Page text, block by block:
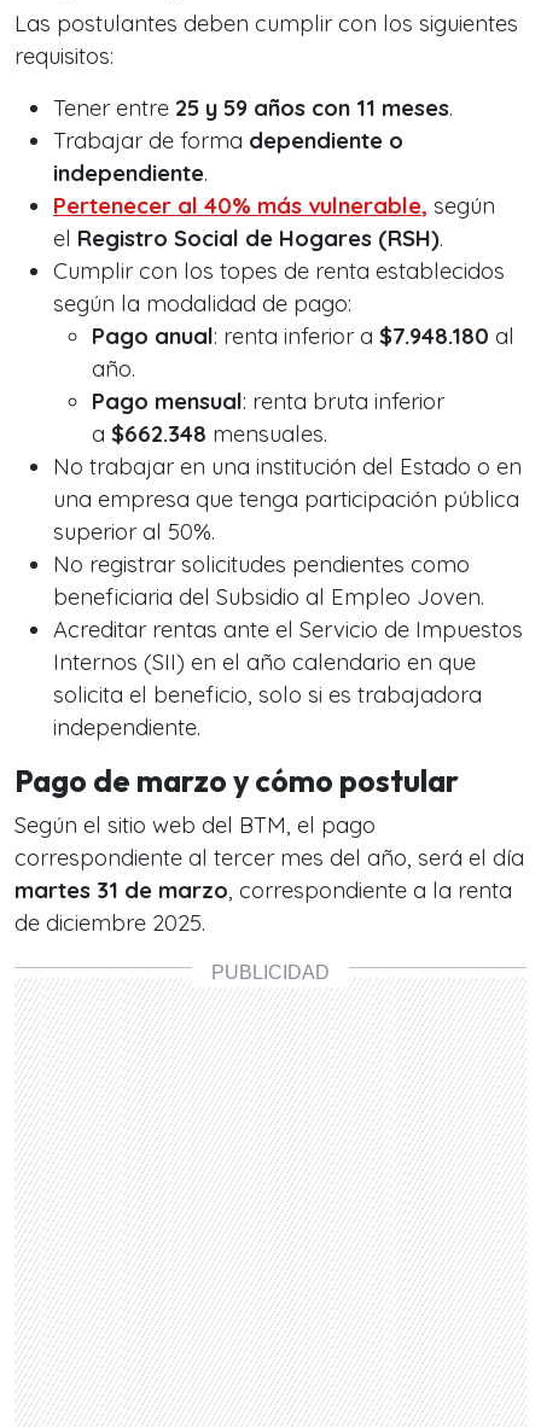
Las postulantes deben cumplir con los siguientes
requisitos:
Tener entre 25 y 59 años con 11 meses.
Trabajar de forma dependiente o
independiente.
Pertenecer al 40% más vulnerable, según
el Registro Social de Hogares (RSH).
Cumplir con los topes de renta establecidos
según la modalidad de pago:
Pago anual: renta inferior a $7.948.180 al
año.
Pago mensual: renta bruta inferior
a $662.348 mensuales.
No trabajar en una institución del Estado o en
una empresa que tenga participación pública
superior al 50%.
No registrar solicitudes pendientes como
beneficiaria del Subsidio al Empleo Joven.
Acreditar rentas ante el Servicio de Impuestos
Internos (SII) en el año calendario en que
solicita el beneficio, solo si es trabajadora
independiente.
Pago de marzo y cómo postular
Según el sitio web del BTM, el pago
correspondiente al tercer mes del año, será el día
martes 31 de marzo, correspondiente a la renta
de diciembre 2025.